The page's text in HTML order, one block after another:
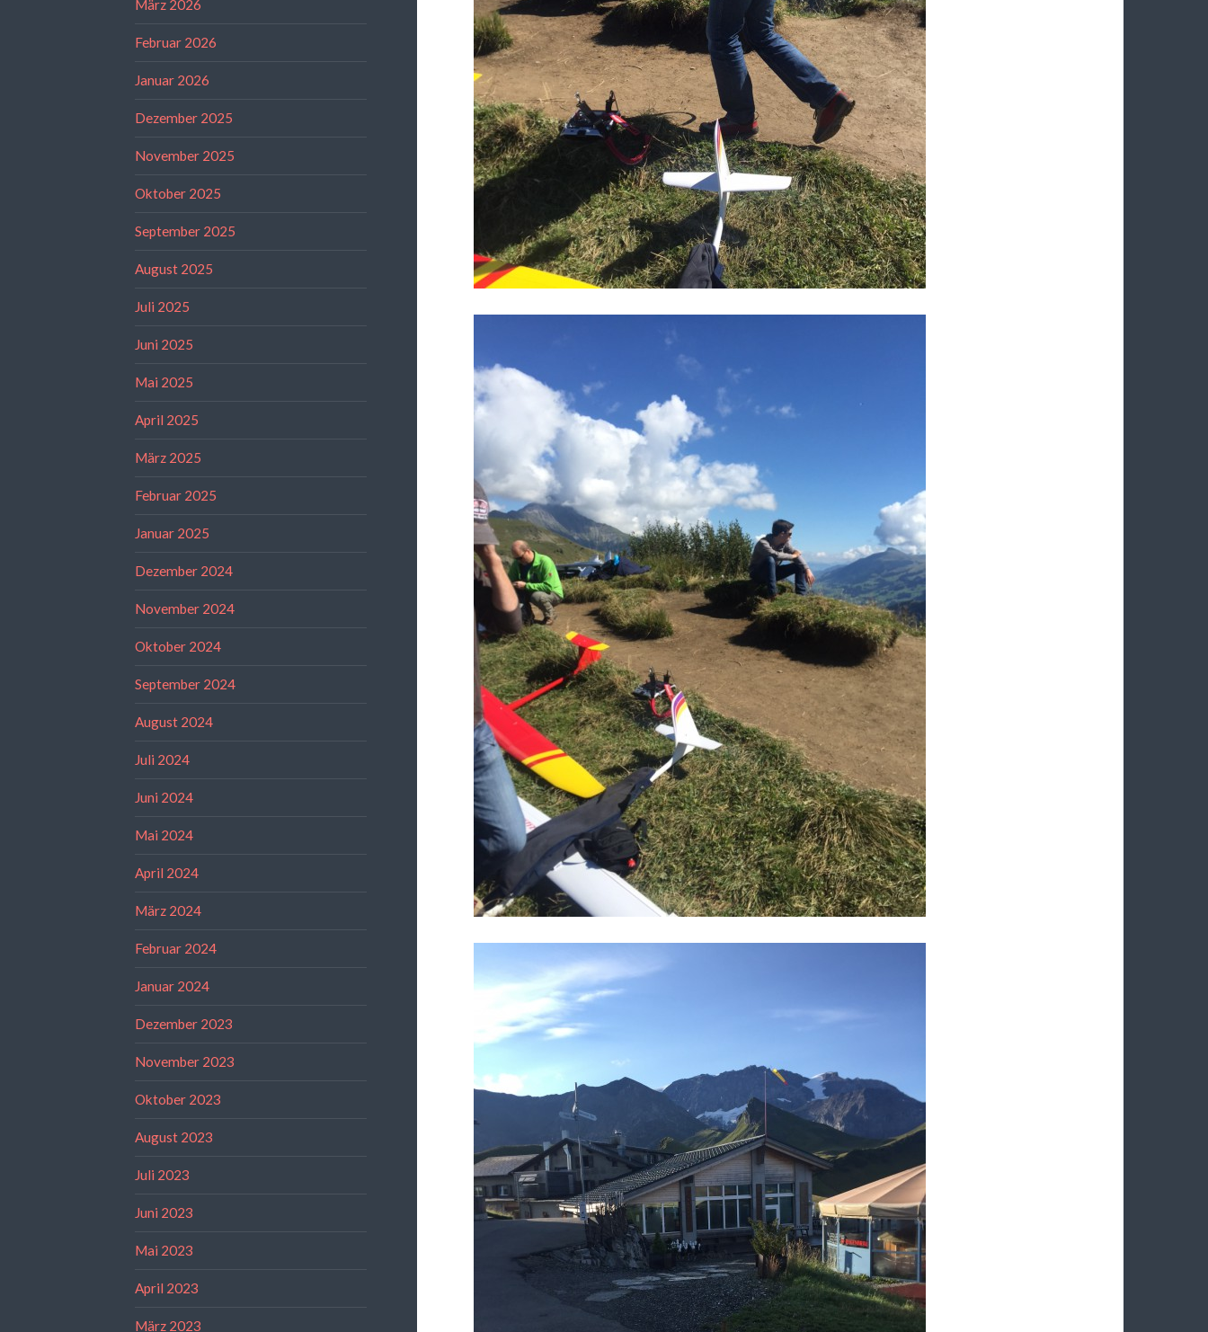
März 2026
Februar 2026
Januar 2026
Dezember 2025
November 2025
Oktober 2025
September 2025
August 2025
Juli 2025
Juni 2025
Mai 2025
April 2025
März 2025
Februar 2025
Januar 2025
Dezember 2024
November 2024
Oktober 2024
September 2024
August 2024
Juli 2024
Juni 2024
Mai 2024
April 2024
März 2024
Februar 2024
Januar 2024
Dezember 2023
November 2023
Oktober 2023
August 2023
Juli 2023
Juni 2023
Mai 2023
April 2023
März 2023